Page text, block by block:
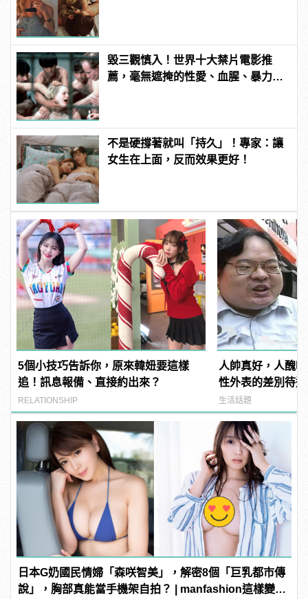
毀三觀慎入！世界十大禁片電影推
薦，毫無遮掩的性愛、血腥、暴力、
不是硬撐著就叫「持久」！專家：讓
女生在上面，反而效果更好！
5個小技巧告訴你，原來韓妞要這樣
追！訊息報備、直接約出來？
RELATIONSHIP
人帥真好，人醜
性外表的差別待
生活話題
日本G奶國民情婦「森咲智美」，解密8個「巨乳都市傳
說」，胸部真能當手機架自拍？ | manfashion這樣變型